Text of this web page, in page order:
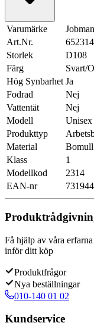
Varumärke
Jobman
Art.Nr.
Storlek
D108
Färg
Svart/
Hög Synbarhet Ja
Fodrad
Nej
Vattentät
Nej
Modell
Unisex
Produkttyp
Material
Bomull
Klass
1
Modellkod
2314
EAN-nr
Få hjälp av våra
inför ditt köp
Produktfrågor
Nya beställningar
010-140 01 02
Kundservice